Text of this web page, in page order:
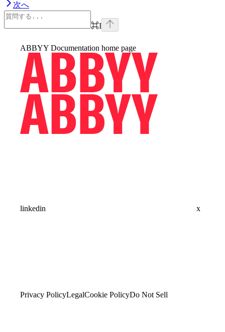
次へ
⌘I
ABBYY Documentation home page
linkedin x
Privacy PolicyLegalCookie PolicyDo Not Sell